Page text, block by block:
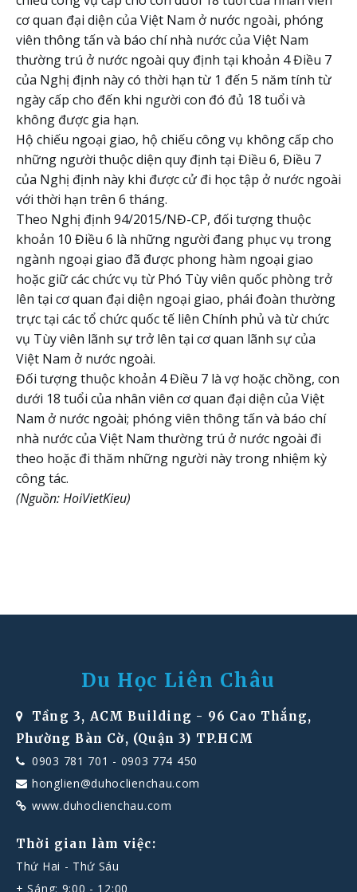
cơ quan đại diện của Việt Nam ở nước ngoài, phóng
viên thông tấn và báo chí nhà nước của Việt Nam
thường trú ở nước ngoài quy định tại khoản 4 Điều 7
của Nghị định này có thời hạn từ 1 đến 5 năm tính từ
ngày cấp cho đến khi người con đó đủ 18 tuổi và
không được gia hạn.
Hộ chiếu ngoại giao, hộ chiếu công vụ không cấp cho
những người thuộc diện quy định tại Điều 6, Điều 7
của Nghị định này khi được cử đi học tập ở nước ngoài
với thời hạn trên 6 tháng.
Theo Nghị định 94/2015/NĐ-CP, đối tượng thuộc
khoản 10 Điều 6 là những người đang phục vụ trong
ngành ngoại giao đã được phong hàm ngoại giao
hoặc giữ các chức vụ từ Phó Tùy viên quốc phòng trở
lên tại cơ quan đại diện ngoại giao, phái đoàn thường
trực tại các tổ chức quốc tế liên Chính phủ và từ chức
vụ Tùy viên lãnh sự trở lên tại cơ quan lãnh sự của
Việt Nam ở nước ngoài.
Đối tượng thuộc khoản 4 Điều 7 là vợ hoặc chồng, con
dưới 18 tuổi của nhân viên cơ quan đại diện của Việt
Nam ở nước ngoài; phóng viên thông tấn và báo chí
nhà nước của Việt Nam thường trú ở nước ngoài đi
theo hoặc đi thăm những người này trong nhiệm kỳ
công tác.
(Nguồn: HoiVietKieu)
Du Học Liên Châu
Tầng 3, ACM Building - 96 Cao Thắng,
Phường Bàn Cờ, (Quận 3) TP.HCM
0903 781 701 - 0903 774 450
honglien@duhoclienchau.com
www.duhoclienchau.com
Thời gian làm việc:
Thứ Hai - Thứ Sáu
+ Sáng: 9:00 - 12:00